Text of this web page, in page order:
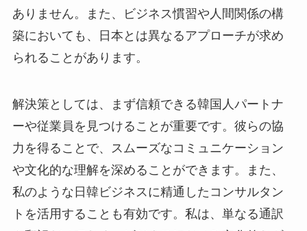
ありません。また、ビジネス慣習や人間関係の構
築においても、日本とは異なるアプローチが求め
られることがあります。
解決策としては、まず信頼できる韓国人パートナ
ーや従業員を見つけることが重要です。彼らの協
力を得ることで、スムーズなコミュニケーション
や文化的な理解を深めることができます。また、
私のような日韓ビジネスに精通したコンサルタン
トを活用することも有効です。私は、単なる通訳